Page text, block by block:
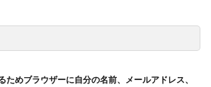
ためブラウザーに自分の名前、メールアドレス、